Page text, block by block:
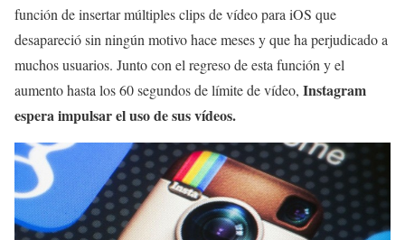
función de insertar múltiples clips de vídeo para iOS que
desapareció sin ningún motivo hace meses y que ha perjudicado a
muchos usuarios. Junto con el regreso de esta función y el
aumento hasta los 60 segundos de límite de vídeo, Instagram
espera impulsar el uso de sus vídeos.